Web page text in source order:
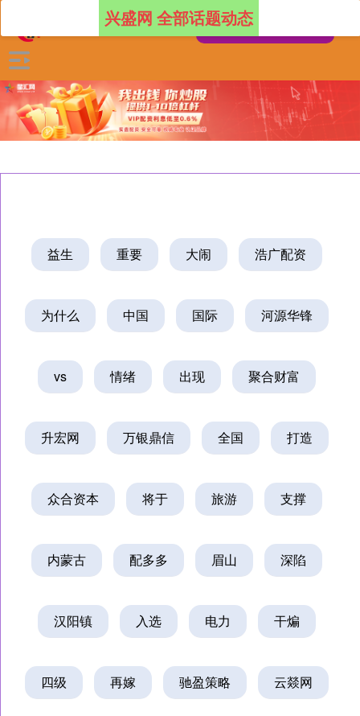
兴盛网 全部话题动态
益生 重要 大闹 浩广配资
为什么 中国 国际 河源华锋
vs 情绪 出现 聚合财富
升宏网 万银鼎信 全国 打造
众合资本 将于 旅游 支撑
内蒙古 配多多 眉山 深陷
汉阳镇 入选 电力 干煸
四级 再嫁 驰盈策略 云燚网